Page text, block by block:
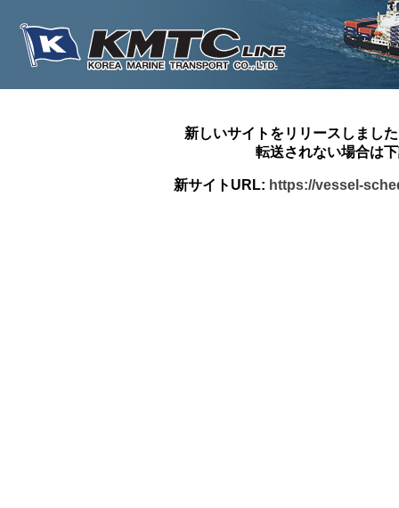
新しいサイトをリリースしまし
転送されない場合は
新サイトURL: https://vessel-